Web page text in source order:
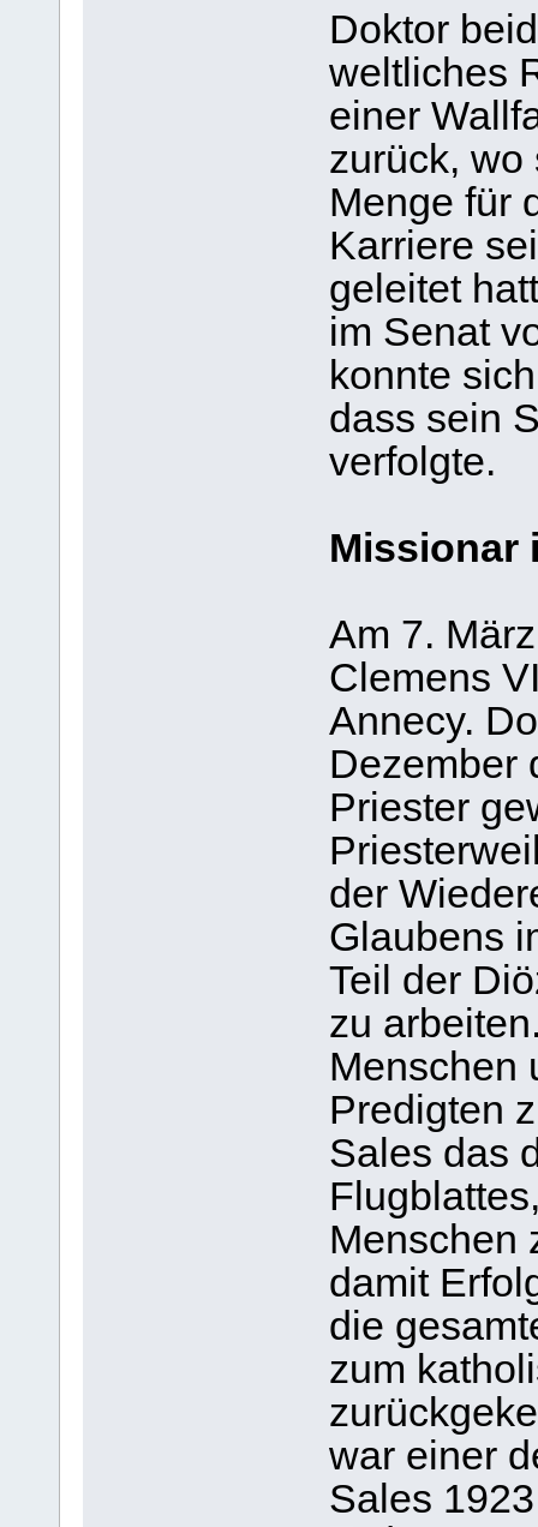
Doktor
weltliches
einer
zurück, wo
Menge für
Karriere
geleitet
im Senat
konnte
dass sein
verfolgte.
Missionar
Am 7.
Clemens
Annecy.
Dezember
Priester
der
Glaubens
Teil der
zu
Menschen
Predigten
Sales das
Menschen
damit
die
zum
war einer
Sales